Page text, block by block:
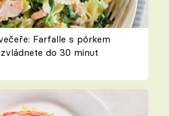
Farfalle s pórkem
do 30 minut